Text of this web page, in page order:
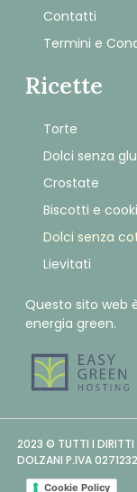
Contatti
Termini e
Ricette
Torte
Dolci senza
Crostate
Biscotti e
Dolci senza
Lievitati
Questo sito web
energia green.
2023 © TUTTI I DIRITTI
DOLZANI P.IVA
Cookie Policy